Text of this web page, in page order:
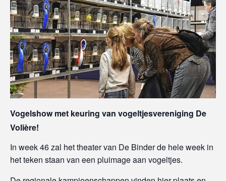
Vogelshow met keuring van vogeltjesvereniging De
Volière!
In week 46 zal het theater van De Binder de hele week in
het teken staan van een pluimage aan vogeltjes.